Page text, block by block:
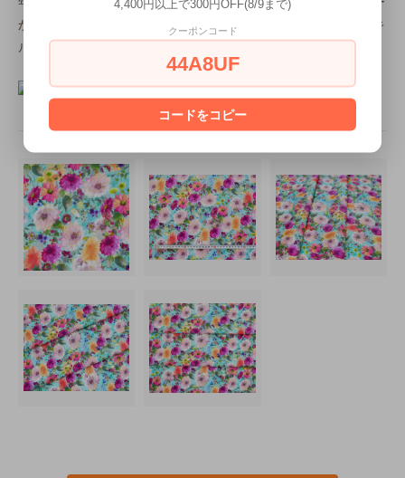
から生み出されるデザインと高品質のコットン生地は世界中のキ
ルターから愛されています。
4,400円以上で300円OFF(8/9まで)
クーポンコード
44A8UF
コードをコピー